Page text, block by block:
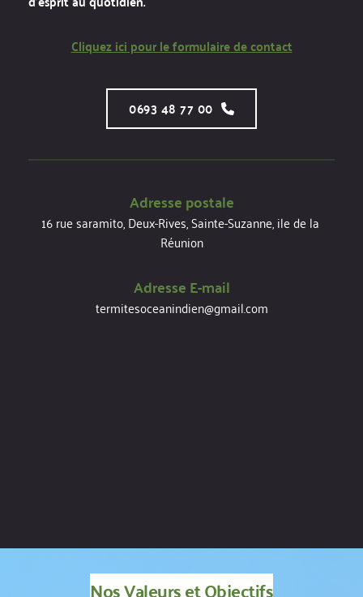
Cliquez ici pour le formulaire de contact
0693 48 77 00
Adresse postale
16 rue saramito, Deux-Rives, Sainte-Suzanne, ile de la
Réunion
Adresse E-mail
termitesoceanindien@gmail.com